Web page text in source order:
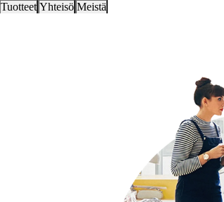
Tuotteet Yhteisö Meistä